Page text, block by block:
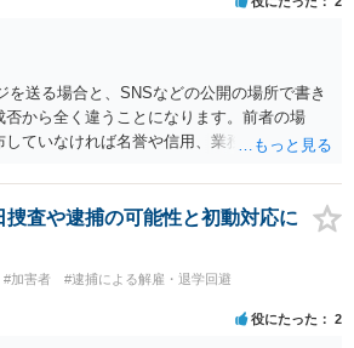
が不適切であるからです。 ただ、相談者が
、「逮捕されてもすぐに（自ら）接見して、
しておいても良いかと思われます。
を送る場合と、SNSなどの公開の場所で書き
から全く違うことになります。前者の場
ていなければ名誉や信用、業務にかかる犯
捜査や逮捕の可能性と初動対応に
#加害者
#逮捕による解雇・退学回避
役にたった 2